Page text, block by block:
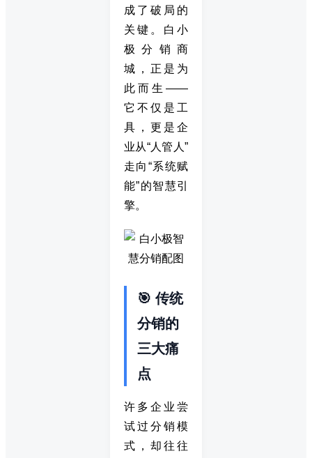
成了破局的
关键。白小
极分销商
城，正是为
此而生——
它不仅是工
具，更是企
业从“人管人”
走向“系统赋
能”的智慧引
擎。
🎯 传统
分销的
三大痛
点
许多企业尝
试过分销模
式，却往往